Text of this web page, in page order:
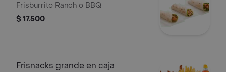
Frisburrito Ranch o BBQ
$ 17.500
Frisnacks grande en caja